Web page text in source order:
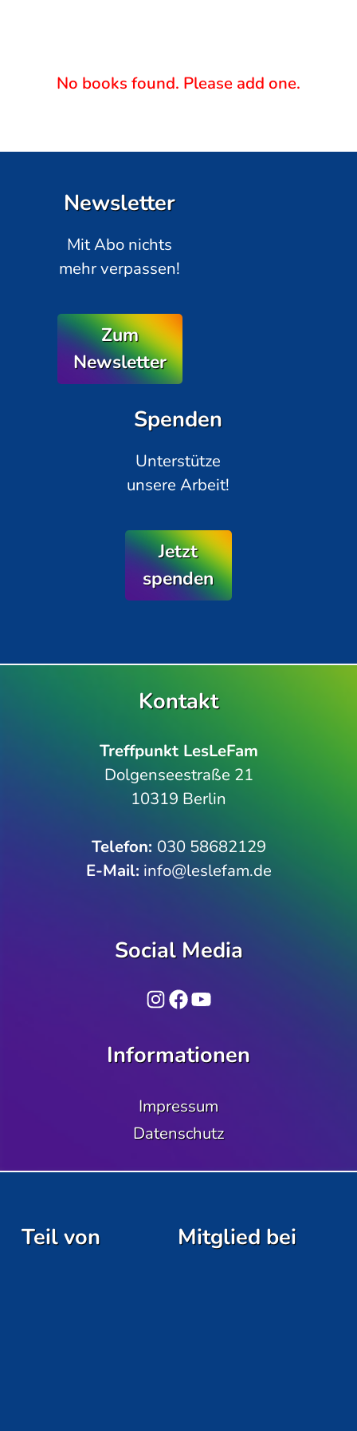
No books found. Please add one.
Newsletter
Mit Abo nichts
mehr verpassen!
Zum
Newsletter
Spenden
Unterstütze
unsere Arbeit!
Jetzt
spenden
Kontakt
Treffpunkt LesLeFam
Dolgenseestraße 21
10319 Berlin
Telefon­: 030 58682129
E-Mail: info@leslefam.de
Social Media
Instagram
Facebook
YouTube
Informationen
Impressum
Datenschutz
Teil von Mitglied bei